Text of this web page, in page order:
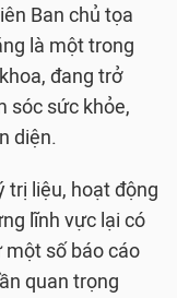
Ban chủ tọa
là một trong
đang trở
sóc sức khỏe,
diện.
trị liệu, hoạt động
lĩnh vực lại có
một số báo cáo
quan trọng